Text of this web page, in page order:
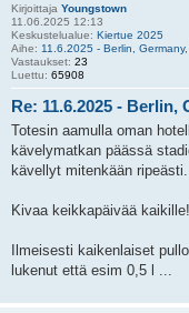
Kirjoittaja Youngstown
11.06.2025 12:13
Keskustelualue: Kiertue 2025
Aihe: 11.6.2025 - Berlin,
Vastaukset: 23
Luettu: 65908
Re: 11.6.2025 -
Totesin aamulla oman
kävelymatkan päässä
kävellyt mitenkään
Kivaa keikkapäivää kaikille!
Ilmeisesti kaikenlaiset
lukenut että esim 0,5 l ...